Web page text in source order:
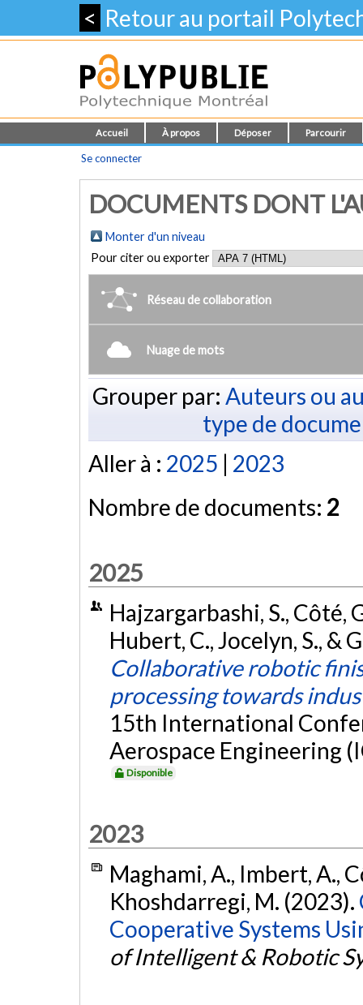
< Retour au portail
Accueil À propos Déposer Parcourir
Se connecter
DOCUMENTS DONT
Monter d'un niveau
Pour citer ou exporter
Réseau de collaboration
Nuage de mots
Grouper par: Auteurs ou
type de
Aller à : 2025 | 2023
Nombre de documents: 2
2025
Hajzargarbashi, S., Côté,
Hubert, C., Jocelyn, S., &
Collaborative robotic
processing towards
15th International
Aerospace Engineering
Disponible
2023
Maghami, A., Imbert, A.,
Khoshdarregi, M. (2023).
Cooperative Systems
of Intelligent & Robotic